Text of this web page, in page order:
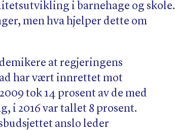
i barnehage og skole.
men hva hjelper dette om
at regjeringens
har vært innrettet mot
tok 14 prosent av de med
i 2016 var tallet 8 prosent.
anslo leder